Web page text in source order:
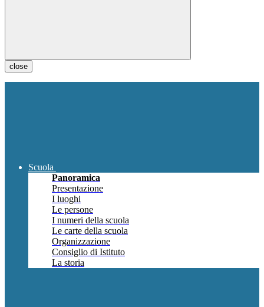
close
Scuola
Panoramica
Presentazione
I luoghi
Le persone
I numeri della scuola
Le carte della scuola
Organizzazione
Consiglio di Istituto
La storia